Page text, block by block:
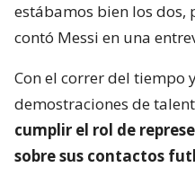
estábamos bien los dos,
contó Messi en una
Con el correr del tiempo
demostraciones de
cumplir el rol de
sobre sus contactos